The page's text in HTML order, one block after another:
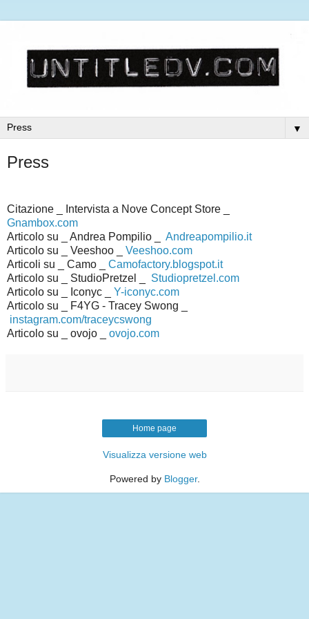
▼
Press
Citazione _ Intervista a Nove Concept Store _
Gnambox.com
Articolo su _ Andrea Pompilio _ Andreapompilio.it
Articolo su _ Veeshoo _ Veeshoo.com
Articoli su _ Camo _ Camofactory.blogspot.it
Articolo su _ StudioPretzel _ Studiopretzel.com
Articolo su _ Iconyc _ Y-iconyc.com
Articolo su _ F4YG - Tracey Swong _
instagram.com/traceycswong
Articolo su _ ovojo _ ovojo.com
Home page
Visualizza versione web
Powered by Blogger.